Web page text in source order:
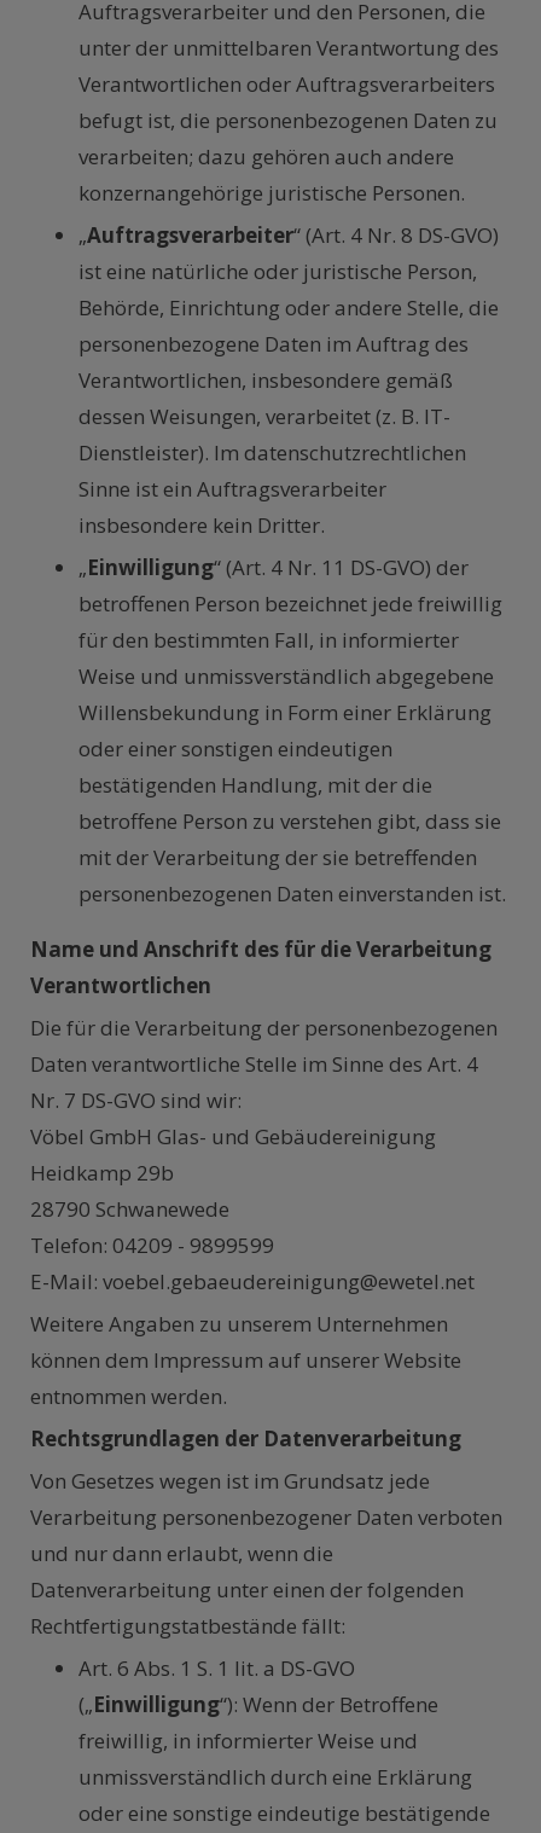
Auftragsverarbeiter und den Personen, die
unter der unmittelbaren Verantwortung des
Verantwortlichen oder Auftragsverarbeiters
befugt ist, die personenbezogenen Daten zu
verarbeiten; dazu gehören auch andere
konzernangehörige juristische Personen.
„Auftragsverarbeiter“ (Art. 4 Nr. 8 DS-GVO)
ist eine natürliche oder juristische Person,
Behörde, Einrichtung oder andere Stelle, die
personenbezogene Daten im Auftrag des
Verantwortlichen, insbesondere gemäß
dessen Weisungen, verarbeitet (z. B. IT-
Dienstleister). Im datenschutzrechtlichen
Sinne ist ein Auftragsverarbeiter
insbesondere kein Dritter.
„Einwilligung“ (Art. 4 Nr. 11 DS-GVO) der
betroffenen Person bezeichnet jede freiwillig
für den bestimmten Fall, in informierter
Weise und unmissverständlich abgegebene
Willensbekundung in Form einer Erklärung
oder einer sonstigen eindeutigen
bestätigenden Handlung, mit der die
betroffene Person zu verstehen gibt, dass sie
mit der Verarbeitung der sie betreffenden
personenbezogenen Daten einverstanden ist.
Name und Anschrift des für die Verarbeitung
Verantwortlichen
Die für die Verarbeitung der personenbezogenen
Daten verantwortliche Stelle im Sinne des Art. 4
Nr. 7 DS-GVO sind wir:
Vöbel GmbH Glas- und Gebäudereinigung
Heidkamp 29b
28790 Schwanewede
Telefon: 04209 - 9899599
E-Mail: voebel.gebaeudereinigung@ewetel.net
Weitere Angaben zu unserem Unternehmen
können dem Impressum auf unserer Website
entnommen werden.
Rechtsgrundlagen der Datenverarbeitung
Von Gesetzes wegen ist im Grundsatz jede
Verarbeitung personenbezogener Daten verboten
und nur dann erlaubt, wenn die
Datenverarbeitung unter einen der folgenden
Rechtfertigungstatbestände fällt:
Art. 6 Abs. 1 S. 1 lit. a DS-GVO
(„Einwilligung“): Wenn der Betroffene
freiwillig, in informierter Weise und
unmissverständlich durch eine Erklärung
oder eine sonstige eindeutige bestätigende